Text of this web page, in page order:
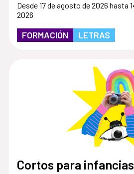
Desde 17 de agosto de 2026 hasta
2026
FORMACIÓN LETRAS
Cortos para infancias